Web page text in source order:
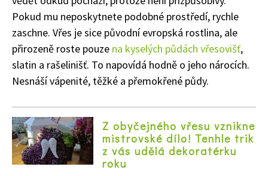
Pokud mu neposkytnete podobné prostředí, rychle
zaschne. Vřes je sice původní evropská rostlina, ale
přirozeně roste pouze na kyselých půdách vřesovišť,
slatin a rašelinišť. To napovídá hodně o jeho nárocích.
Nesnáší vápenité, těžké a přemokřené půdy.
Z obyčejného vřesu vznikne
mistrovské dílo! Tenhle trik
z vás udělá dekoratérku
roku